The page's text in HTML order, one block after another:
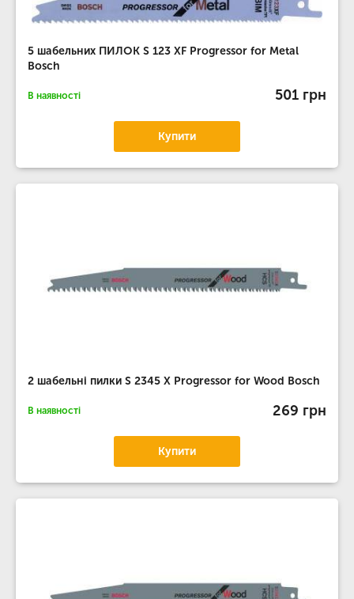
5 шабельних ПИЛОК S 123 XF Progressor for Metal
Bosch
В наявності 501 грн
Купити
2 шабельні пилки S 2345 X Progressor for Wood Bosch
В наявності 269 грн
Купити